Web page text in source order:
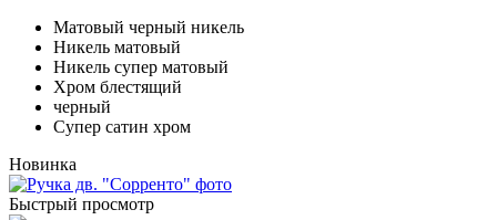
Матовый черный никель
Никель матовый
Никель супер матовый
Хром блестящий
черный
Супер сатин хром
Новинка
Быстрый просмотр